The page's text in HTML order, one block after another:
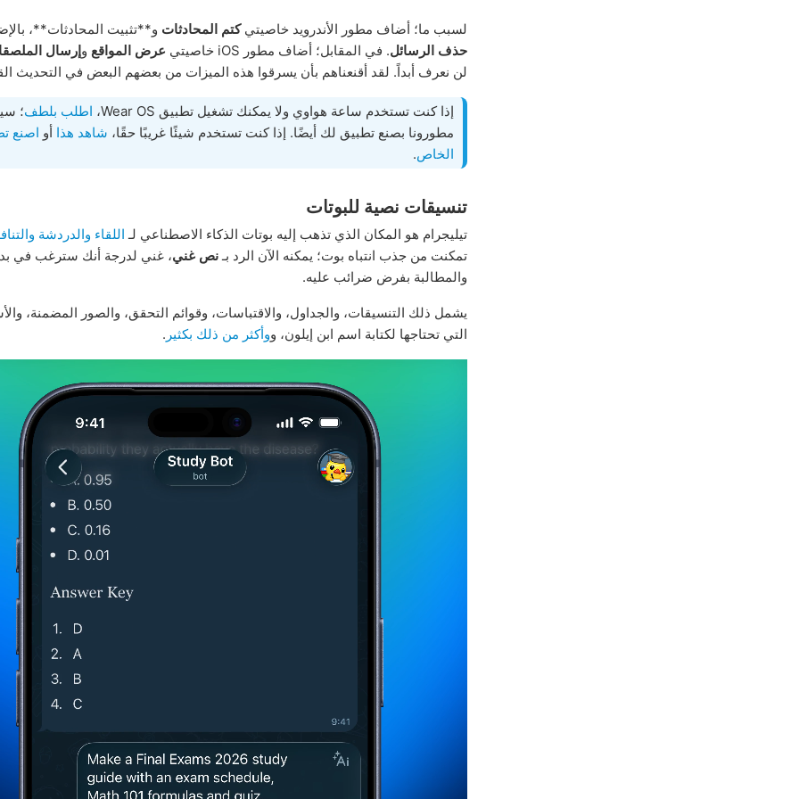
لسبب ما؛ أضاف مطور الأندرويد خاصيتيكتم المحادثات و**تثبيت المحادثات**،
حذف الرسائل. في المقابل؛ أضاف مطور iOS خاصيتي عرض المواقع وإرسال
لن نعرف أبداً. لقد أقنعناهم بأن يسرقوا هذه الميزات من بعضهم البعض في التحديث
إذا كنت تستخدم ساعة هواوي ولا يمكنك تشغيل تطبيق Wear OS، اطلب بلطف؛
مطورونا بصنع تطبيق لك أيضًا. إذا كنت تستخدم شيئًا غريبًا حقًا، شاهد هذا أو اصنع
الخاص.
تنسيقات نصية للبوتات
تيليجرام هو المكان الذي تذهب إليه بوتات الذكاء الاصطناعي لـ اللقاء والدردشة
تمكنت من جذب انتباه بوت؛ يمكنه الآن الرد بـ نص غني، غني لدرجة أنك سترغب في
والمطالبة بفرض ضرائب عليه.
يشمل ذلك التنسيقات، والجداول، والاقتباسات، وقوائم التحقق، والصور المضمنة،
التي تحتاجها لكتابة اسم ابن إيلون، ووأكثر من ذلك بكثير .